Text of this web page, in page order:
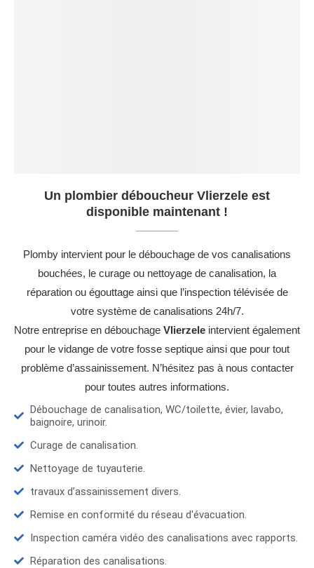
Un plombier déboucheur Vlierzele est
disponible maintenant !
Plomby intervient pour le débouchage de vos canalisations
bouchées, le curage ou nettoyage de canalisation, la
réparation ou égouttage ainsi que l’inspection télévisée de
votre système de canalisations 24h/7.
Notre entreprise en débouchage Vlierzele intervient également
pour le vidange de votre fosse septique ainsi que pour tout
problème d’assainissement. N’hésitez pas à nous contacter
pour toutes autres informations.
Débouchage de canalisation, WC/toilette, évier, lavabo,
baignoire, urinoir.
Curage de canalisation.
Nettoyage de tuyauterie.
travaux d’assainissement divers.
Remise en conformité du réseau d'évacuation.
Inspection caméra vidéo des canalisations avec rapports.
Réparation des canalisations.